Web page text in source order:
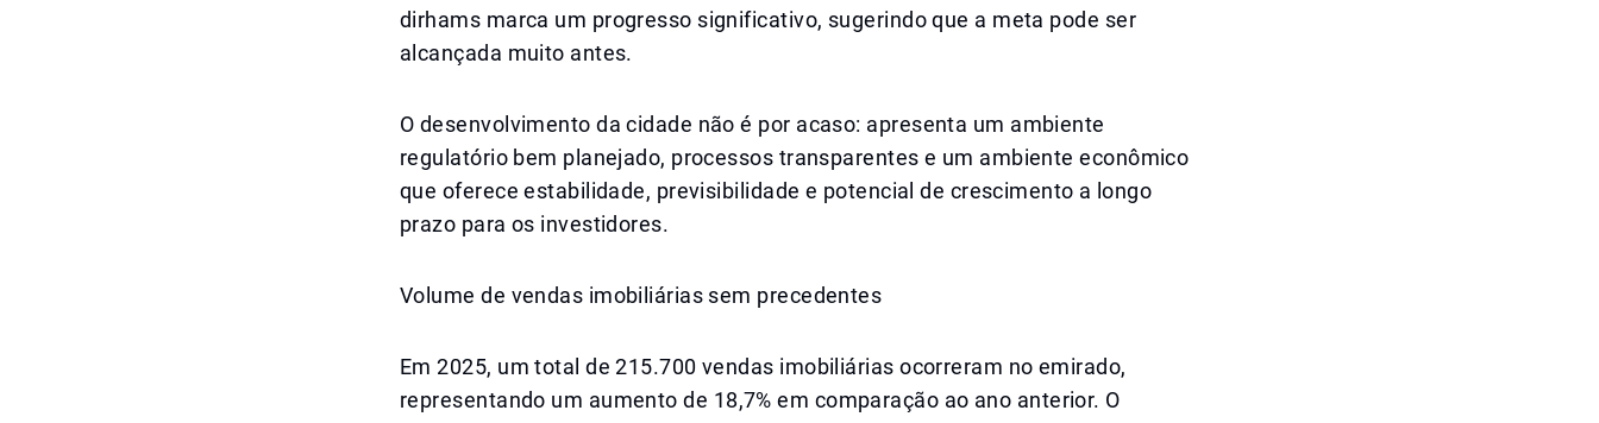
dirhams marca um progresso significativo, sugerindo que a meta pode ser
alcançada muito antes.
O desenvolvimento da cidade não é por acaso: apresenta um ambiente
regulatório bem planejado, processos transparentes e um ambiente econômico
que oferece estabilidade, previsibilidade e potencial de crescimento a longo
prazo para os investidores.
Volume de vendas imobiliárias sem precedentes
Em 2025, um total de 215.700 vendas imobiliárias ocorreram no emirado,
representando um aumento de 18,7% em comparação ao ano anterior. O